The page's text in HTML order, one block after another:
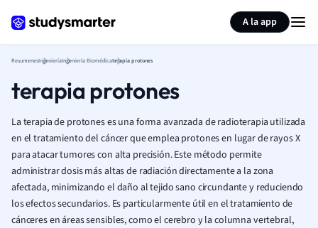
A la app
ResumenesIngenieríaIngeniería Biomédicaterapia protones
terapia protones
La terapia de protones es una forma avanzada de radioterapia utilizada
en el tratamiento del cáncer que emplea protones en lugar de rayos X
para atacar tumores con alta precisión. Este método permite
administrar dosis más altas de radiación directamente a la zona
afectada, minimizando el daño al tejido sano circundante y reduciendo
los efectos secundarios. Es particularmente útil en el tratamiento de
cánceres en áreas sensibles, como el cerebro y la columna vertebral,
Resumir página